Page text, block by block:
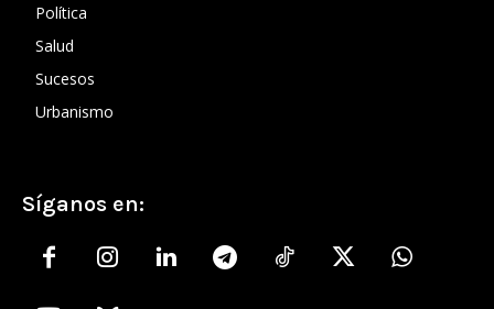
Política
Salud
Sucesos
Urbanismo
Síganos en: